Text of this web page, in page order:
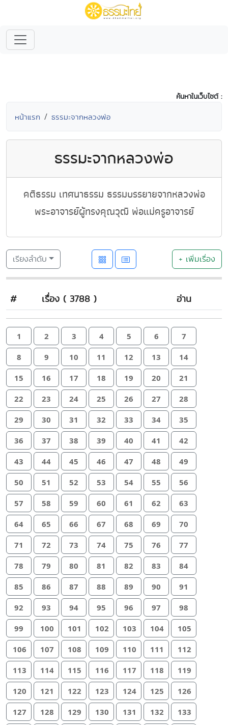
ค้นหาในเว็บไซต์ :
หน้าแรก ธรรมะจากหลวงพ่อ
ธรรมะจากหลวงพ่อ
คติธรรม เทศนาธรรม ธรรมบรรยายจากหลวงพ่อ
พระอาจารย์ผู้ทรงคุณวุฒิ พ่อแม่ครูอาจารย์
เรียงลำดับ + เพิ่มเรื่อง
# เรื่อง ( 3788 ) อ่าน
1 2 3 4 5 6 7
8 9 10 11 12 13 14
15 16 17 18 19 20 21
22 23 24 25 26 27 28
29 30 31 32 33 34 35
36 37 38 39 40 41 42
43 44 45 46 47 48 49
50 51 52 53 54 55 56
57 58 59 60 61 62 63
64 65 66 67 68 69 70
71 72 73 74 75 76 77
78 79 80 81 82 83 84
85 86 87 88 89 90 91
92 93 94 95 96 97 98
99 100 101 102 103 104 105
106 107 108 109 110 111 112
113 114 115 116 117 118 119
120 121 122 123 124 125 126
127 128 129 130 131 132 133